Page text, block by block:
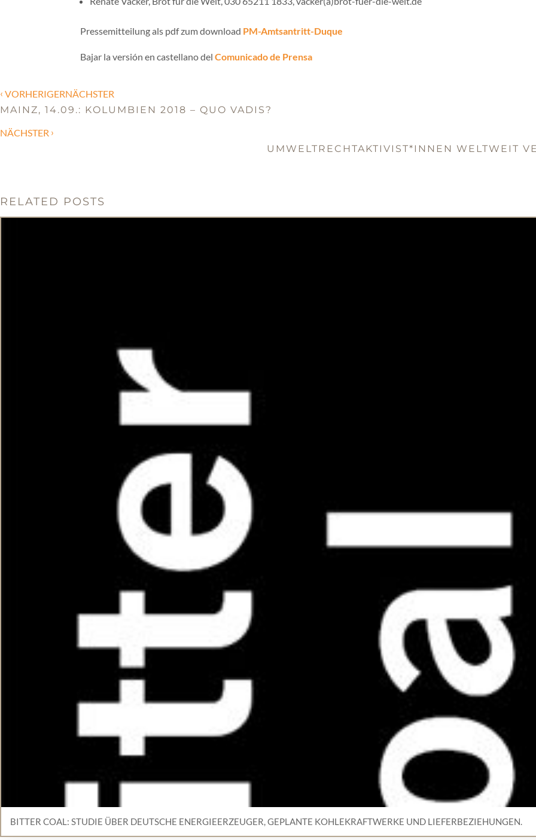
Pressemitteilung als pdf zum download PM-Amtsantritt-Duque
Bajar la versión en castellano delComunicado de Prensa
‹ VORHERIGERNÄCHSTER
MAINZ, 14.09.: KOLUMBIEN 2018 – QUO VADIS?
NÄCHSTER ›
UMWELTRECHTAKTIVIST*INNEN WELTWEIT
RELATED POSTS
BITTER COAL: STUDIE ÜBER DEUTSCHE ENERGIEERZEUGER, GEPLANTE KOHLEKRAFTWERKE UND LIEFERBEZIEHUNGEN.